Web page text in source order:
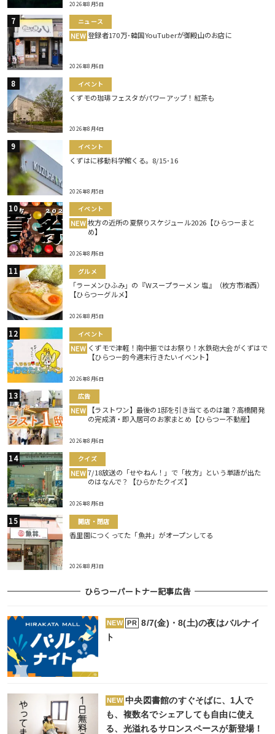
2026年8月5日
ニュース
NEW 登録者170万･韓国YouTuberが御殿山のお店に
2026年8月6日
イベント
くずモの珈琲フェスタがパワーアップ！紅茶も
2026年8月4日
イベント
くずはに移動科学館くる。8/15･16
2026年8月5日
イベント
NEW 枚方の近所の夏祭りスケジュール2026【ひらつーまと
め】
2026年8月6日
グルメ
「ラーメンひふみ」の『Wスープラーメン 塩』（枚方市渚西）
【ひらつーグルメ】
2026年8月5日
イベント
NEW くずモで津軽！南中振ではお祭り！水鉄砲大会がくずはで
【ひらつー的今週末行きたいイベント】
2026年8月6日
広告
NEW
【ラストワン】最後の1邸を引き当てるのは誰？高橋開発
の完成済・即入居可のお家まとめ【ひらつー不動産】
2026年8月6日
クイズ
NEW 7/18放送の「せやねん！」で「枚方」という単語が出た
のはなんで？【ひらかたクイズ】
2026年8月6日
開店・閉店
香里園につくってた「魚丼」がオープンしてる
2026年8月3日
ひらつーパートナー記事広告
NEW PR
8/7(金)・8(土)の夜はバルナイ
ト
NEW 中央図書館のすぐそばに、1人で
も、複数名でシェアしても自由に使え
る、光溢れるサロンスペースが新登場！